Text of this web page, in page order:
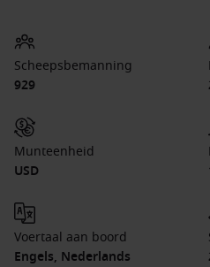
Scheepsbemanning
929
Munteenheid
USD
Voertaal aan boord
Engels, Nederlands